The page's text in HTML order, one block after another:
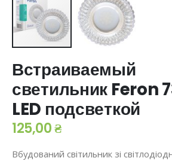
до
початку
галереї
зображень
Встраиваемый
светильник Feron
LED подсветкой
125,00 ₴
Вбудований світильник зі